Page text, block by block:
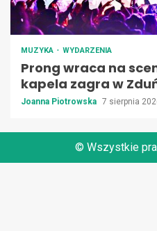
MUZYKA WYDARZENIA
Prong wraca na
kapela zagra w
Joanna Piotrowska 7 sierpnia
© Wszystkie